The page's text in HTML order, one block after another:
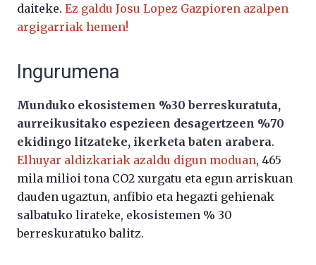
daiteke. Ez galdu Josu Lopez Gazpioren azalpen
argigarriak hemen!
Ingurumena
Munduko ekosistemen %30 berreskuratuta,
aurreikusitako espezieen desagertzeen %70
ekidingo litzateke, ikerketa baten arabera.
Elhuyar aldizkariak azaldu digun moduan, 465
mila milioi tona CO2 xurgatu eta egun arriskuan
dauden ugaztun, anfibio eta hegazti gehienak
salbatuko lirateke, ekosistemen % 30
berreskuratuko balitz.